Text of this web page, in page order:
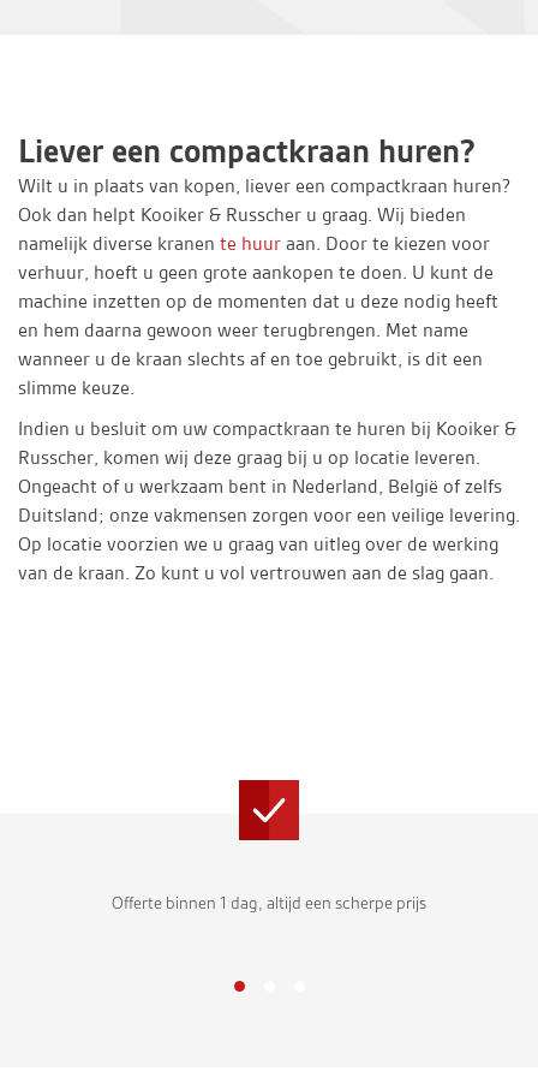
Liever een compactkraan huren?
Wilt u in plaats van kopen, liever een compactkraan huren?
Ook dan helpt Kooiker & Russcher u graag. Wij bieden
namelijk diverse kranen te huuraan. Door te kiezen voor
verhuur, hoeft u geen grote aankopen te doen. U kunt de
machine inzetten op de momenten dat u deze nodig heeft
en hem daarna gewoon weer terugbrengen. Met name
wanneer u de kraan slechts af en toe gebruikt, is dit een
slimme keuze.
Indien u besluit om uw compactkraan te huren bij Kooiker &
Russcher, komen wij deze graag bij u op locatie leveren.
Ongeacht of u werkzaam bent in Nederland, België of zelfs
Duitsland; onze vakmensen zorgen voor een veilige levering.
Op locatie voorzien we u graag van uitleg over de werking
van de kraan. Zo kunt u vol vertrouwen aan de slag gaan.
Offerte binnen 1 dag, altijd een scherpe prijs